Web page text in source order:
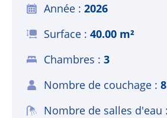
Année
2026
Surface
40.00 m²
Chambres
3
Nombre de couchage
8
Nombre de salles d'eau